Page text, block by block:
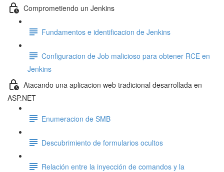
Comprometiendo un Jenkins
Fundamentos e identificacion de Jenkins
Configuracion de Job malicioso para obtener RCE en
Jenkins
Atacando una aplicacion web tradicional desarrollada en
ASP.NET
Enumeracion de SMB
Descubrimiento de formularios ocultos
Relación entre la inyección de comandos y la